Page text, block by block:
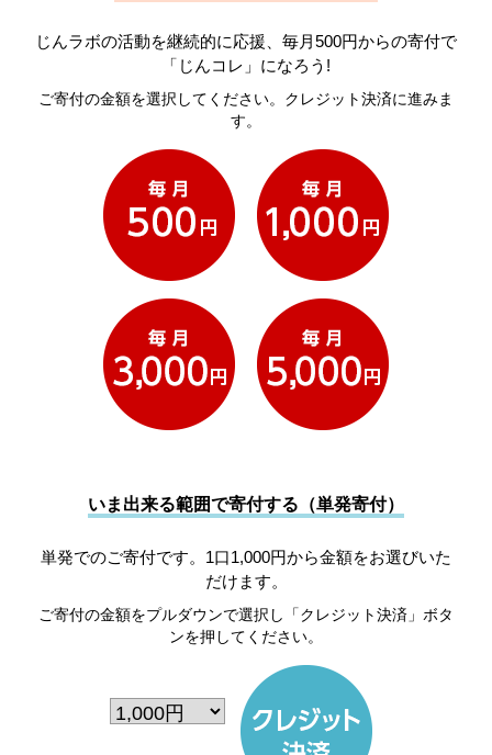
じんラボの活動を継続的に応援、毎月500円からの寄付で
「じんコレ」になろう!
ご寄付の金額を選択してください。クレジット決済に進みま
す。
いま出来る範囲で寄付する（単発寄付）
単発でのご寄付です。1口1,000円から金額をお選びいた
だけます。
ご寄付の金額をプルダウンで選択し「クレジット決済」ボタ
ンを押してください。